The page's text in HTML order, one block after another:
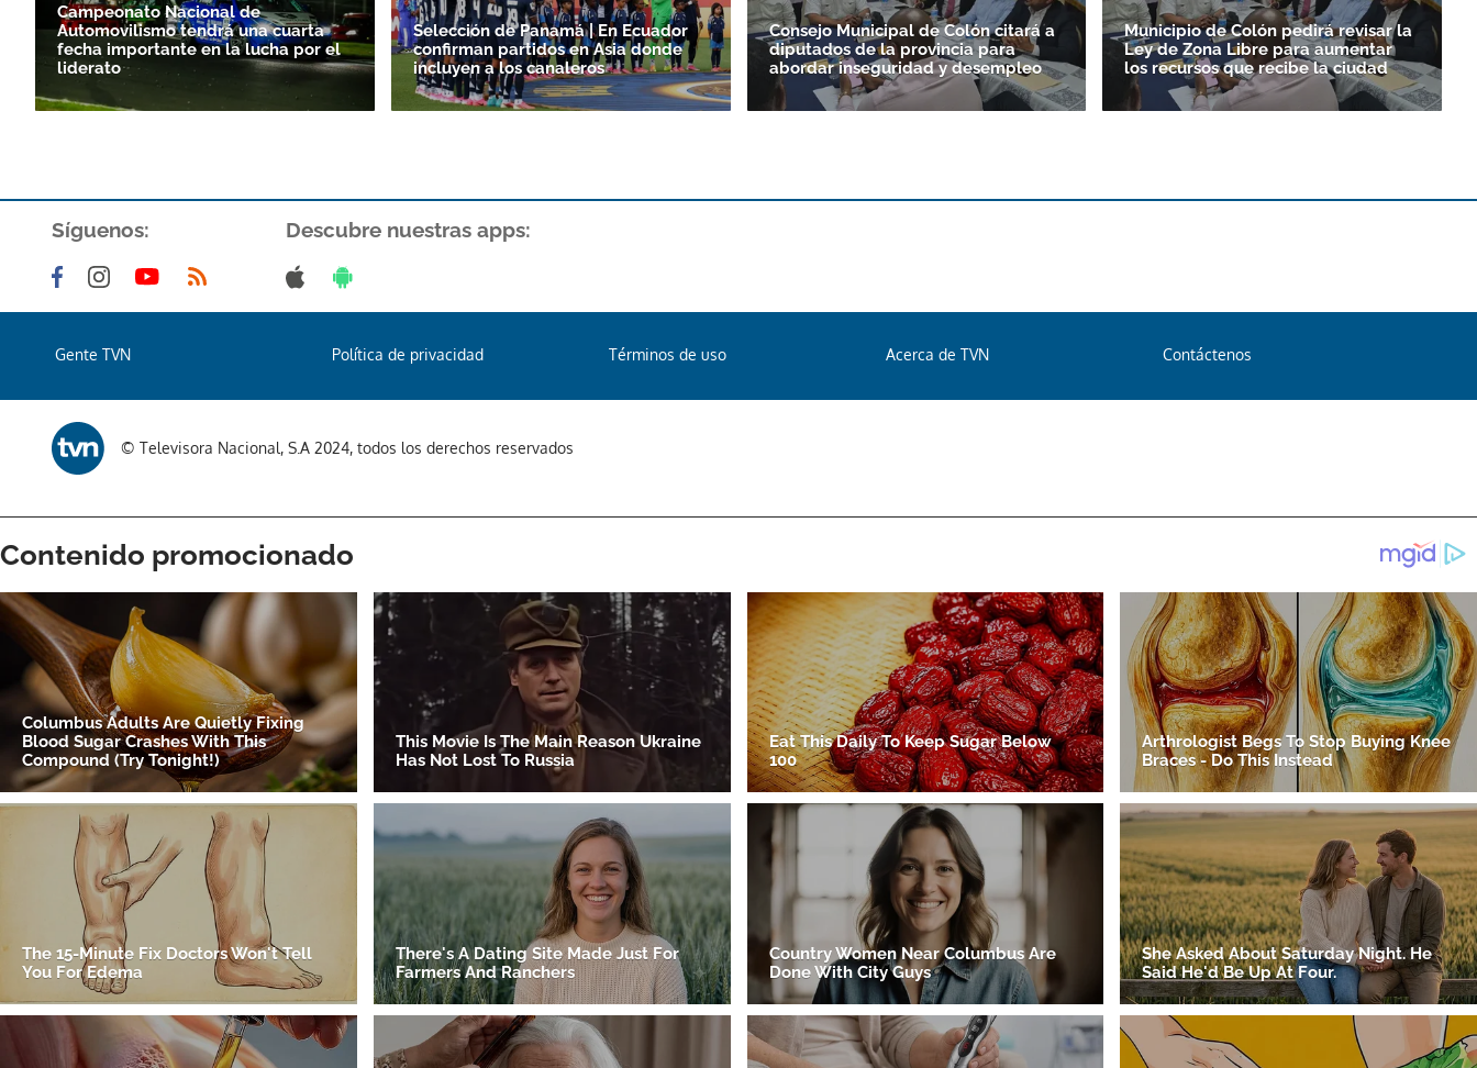
Campeonato Nacional de
Automovilismo tendrá una cuarta
fecha importante en la lucha por el
liderato
Selección de Panamá | En Ecuador
confirman partidos en Asia donde
incluyen a los canaleros
Consejo Municipal de Colón citará a
diputados de la provincia para
abordar inseguridad y desempleo
Municipio de Colón pedirá revisar la
Ley de Zona Libre para aumentar
los recursos que recibe la ciudad
Síguenos: Descubre nuestras apps:
Gente TVN Política de privacidad Términos de uso Acerca de TVN Contáctenos
© Televisora Nacional, S.A 2024, todos los derechos reservados